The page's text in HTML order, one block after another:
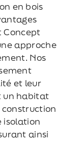
en bois
Concept
approche
Nos
et leur
un habitat
isolation
ainsi